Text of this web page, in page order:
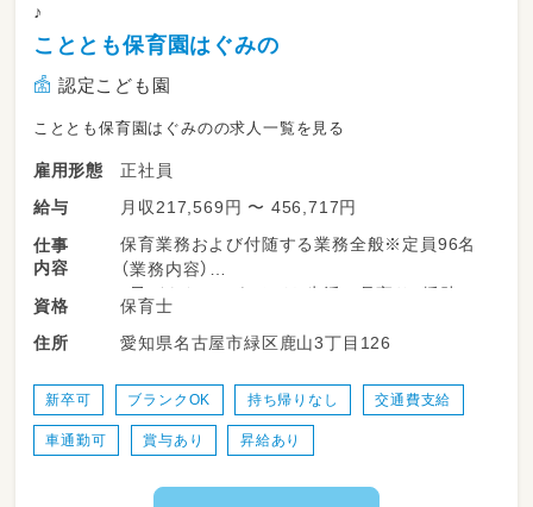
♪
こととも保育園はぐみの
認定こども園
こととも保育園はぐみのの求人一覧を見る
雇用形態
正社員
給与
月収217,569円 〜 456,717円
仕事
内容
保育業務および付随する業務全般※定員96名
（業務内容）
・子どもたちのあそびや生活の見守り、援助
・食事、午睡、着替えなどのお手伝い
・お散歩や自然の中での活動（森のほいくえん）
・水彩の時間（シュタイナーのにじみ絵体験）
・季節を感じる行事や手仕事（日本の伝統的な行
事を大切にしています。羊毛や草花を使った染
しょう）
資格
保育士
住所
愛知県名古屋市緑区鹿山3丁目126
新卒可 ブランクOK 持ち帰りなし 交通費支給
車通勤可 賞与あり 昇給あり